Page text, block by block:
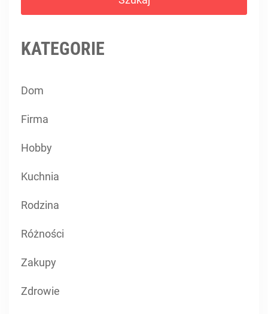
KATEGORIE
Dom
Firma
Hobby
Kuchnia
Rodzina
Różności
Zakupy
Zdrowie